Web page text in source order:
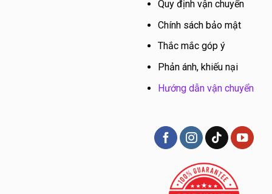
Quy định vận chuyển
Chính sách bảo mật
Thắc mắc góp ý
Phản ánh, khiếu nại
Hướng dẫn vận chuyển